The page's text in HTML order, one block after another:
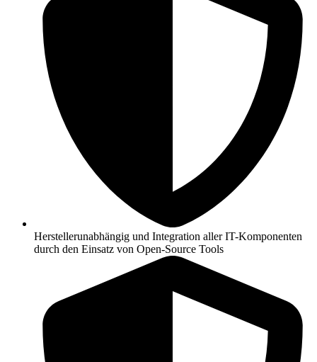
Herstellerunabhängig und Integration aller IT-Komponenten
durch den Einsatz von Open-Source Tools